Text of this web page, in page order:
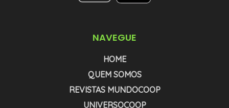
NAVEGUE
HOME
QUEM SOMOS
REVISTAS MUNDOCOOP
UNIVERSOCOOP